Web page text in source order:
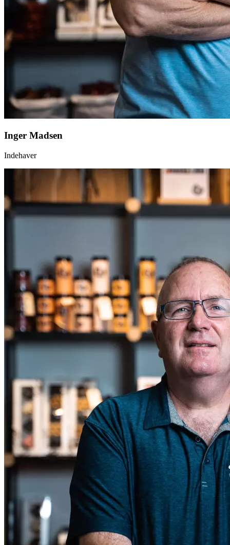
Inger Madsen
Indehaver